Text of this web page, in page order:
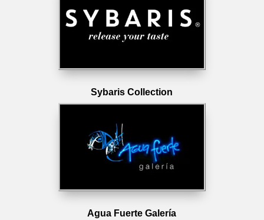
Sybaris Collection
Agua Fuerte Galería